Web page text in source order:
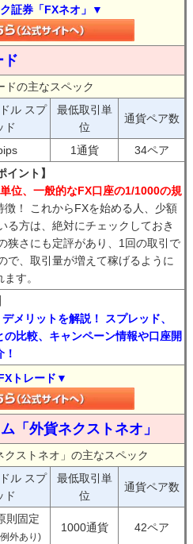
証券「FXネオ」▼
ド
ドの主なスペック
ル スプ
ド
最低取引単
位
通貨ペア数
1通貨
34ペア
イント】
単位、一般的なFX口座の1/1000の規
徴！ これからFXを始める人、少額
る方は、絶対にチェックしておき
狭さにも定評があり、1回の取引で
で、取引量が増えて稼げるように
す。
メリットを解説！ スプレッド、
比較、キャンペーン情報や口座開
トレード▼
「外貨ネクストネオ」
ストネオ」の主なスペック
ル スプ
ド
最低取引単
位
通貨ペア数
則固定
外あり)
1000通貨 42ペア